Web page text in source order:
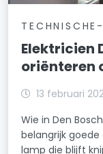
Elektricien
oriënteren
13 februari
Wie in Den
belangrijk goede
lamp die blijft